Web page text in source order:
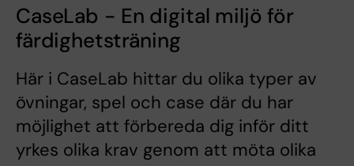
CaseLab - En digital miljö för
färdighetsträning
Här i CaseLab hittar du olika typer av
övningar, spel och case där du har
möjlighet att förbereda dig inför ditt
yrkes olika krav genom att möta olika